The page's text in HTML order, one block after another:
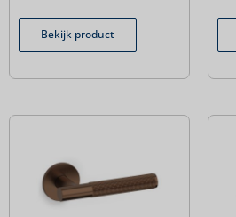
Bekijk product